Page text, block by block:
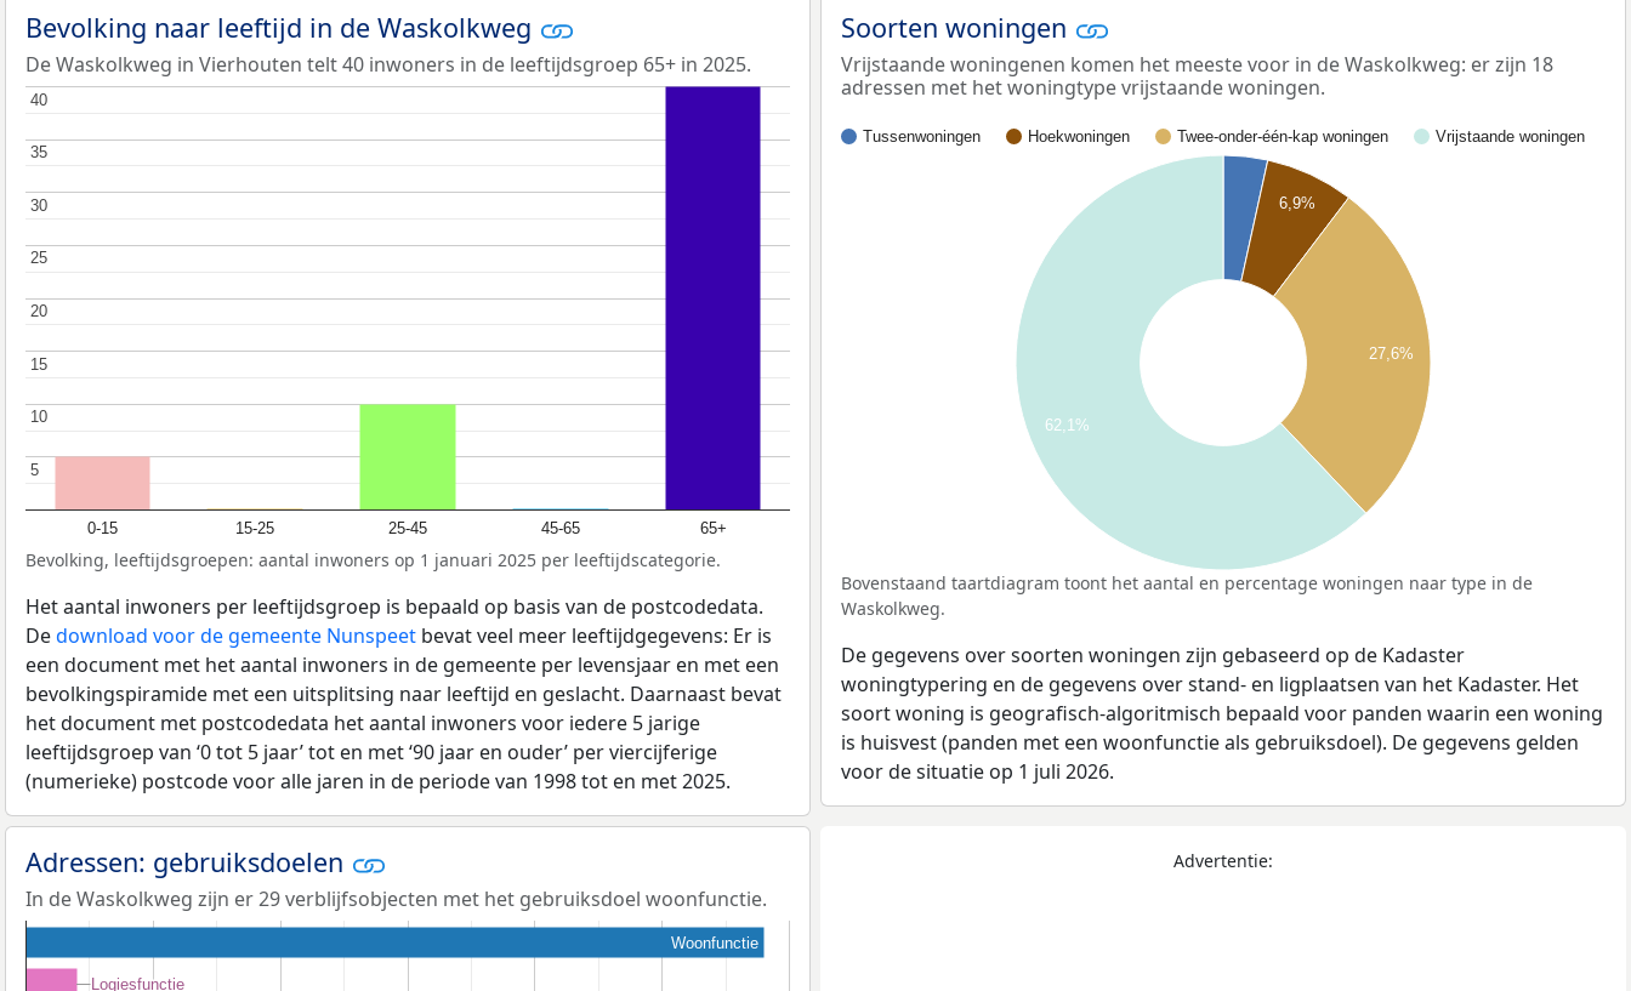
Bevolking naar leeftijd in de Waskolkweg
De Waskolkweg in Vierhouten telt 40 inwoners in de leeftijdsgroep 65+ in 2025.
0-15 15-25 25-45 45-65 65+
5
5
10
10
15
15
20
20
25
25
30
30
35
35
40
40
Bevolking, leeftijdsgroepen: aantal inwoners op 1 januari 2025 per leeftijdscategorie.
Het aantal inwoners per leeftijdsgroep is bepaald op basis van de postcodedata.
Dedownload voor de gemeente Nunspeet bevat veel meer leeftijdgegevens: Er is
een document met het aantal inwoners in de gemeente per levensjaar en met een
bevolkingspiramide met een uitsplitsing naar leeftijd en geslacht. Daarnaast bevat
het document met postcodedata het aantal inwoners voor iedere 5 jarige
leeftijdsgroep van ‘0 tot 5 jaar’ tot en met ‘90 jaar en ouder’ per viercijferige
(numerieke) postcode voor alle jaren in de periode van 1998 tot en met 2025.
Soorten woningen
Vrijstaande woningenen komen het meeste voor in de Waskolkweg: er zijn 18
adressen met het woningtype vrijstaande woningen.
Tussenwoningen Hoekwoningen Twee-onder-één-kap woningen Vrijstaande woningen
6,9%
27,6%
62,1%
Bovenstaand taartdiagram toont het aantal en percentage woningen naar type in de
Waskolkweg.
De gegevens over soorten woningen zijn gebaseerd op de Kadaster
woningtypering en de gegevens over stand- en ligplaatsen van het Kadaster. Het
soort woning is geografisch-algoritmisch bepaald voor panden waarin een woning
is huisvest (panden met een woonfunctie als gebruiksdoel). De gegevens gelden
voor de situatie op 1 juli 2026.
Adressen: gebruiksdoelen
In de Waskolkweg zijn er 29 verblijfsobjecten met het gebruiksdoel woonfunctie.
Woonfunctie
Logiesfunctie
Logiesfunctie
Advertentie: